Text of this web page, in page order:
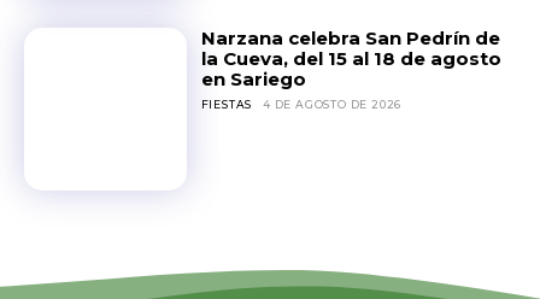
Narzana celebra San Pedrín de
la Cueva, del 15 al 18 de agosto
en Sariego
FIESTAS 4 DE AGOSTO DE 2026